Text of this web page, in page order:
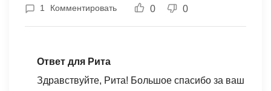
сомнений.
1 Комментировать 0 0
Ответ для Рита
Здравствуйте, Рита! Большое спасибо за ваш